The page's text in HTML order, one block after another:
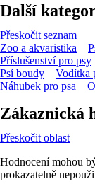
Další
Přeskočit seznam
Zoo a akvaristika
Příslušenství pro psy
Psí boudy
Vodítka
Náhubek pro psa
Zákaznická
Přeskočit oblast
Hodnocení mohou
prokazatelně